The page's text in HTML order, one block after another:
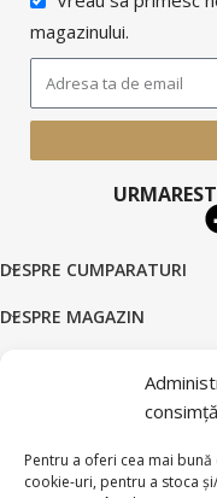
Pentru a oferi cea mai
cookie-uri, pentru a stoca
magazinului.
DESPRE CUMPARATURI
DESPRE MAGAZIN
© 2026 BRATARI AUR
Toate drepturile